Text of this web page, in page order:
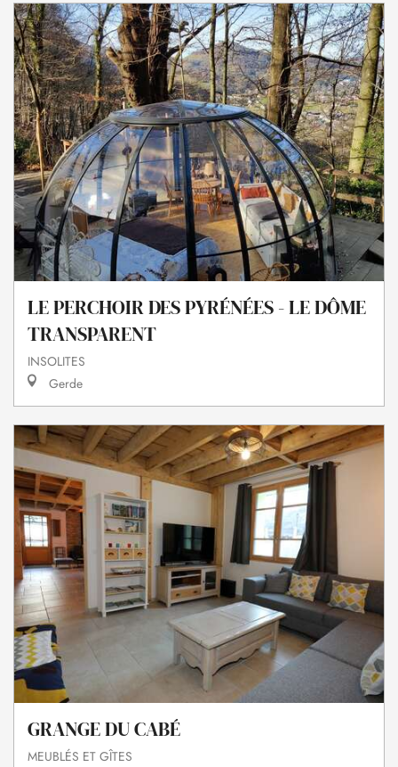
LE PERCHOIR DES PYRÉNÉES - LE DÔME
TRANSPARENT
INSOLITES
Gerde
GRANGE DU CABÉ
MEUBLÉS ET GÎTES